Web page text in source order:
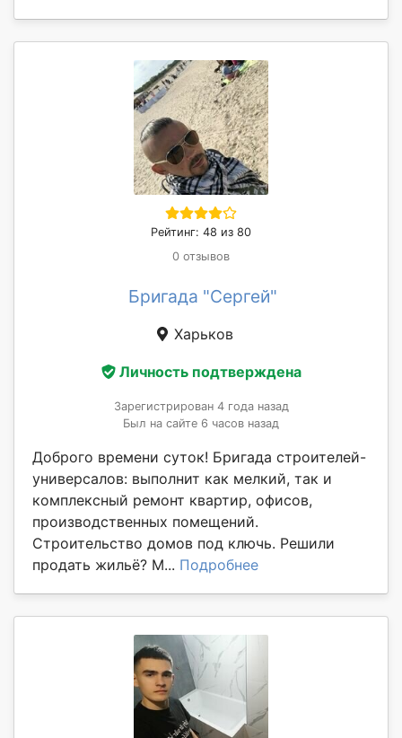
Рейтинг: 48 из 80
0 отзывов
Бригада "Сергей"
Харьков
Личность подтверждена
Зарегистрирован 4 года назад
Был на сайте 6 часов назад
Доброго времени суток! Бригада строителей-
универсалов: выполнит как мелкий, так и
комплексный ремонт квартир, офисов,
производственных помещений.
Строительство домов под ключь. Решили
продать жильё? М... Подробнее